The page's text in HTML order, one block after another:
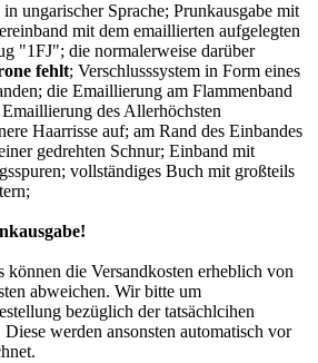
ungarischer Sprache; Prunkausgabe mit
mit dem emaillierten aufgelegten
"1FJ"; die normalerweise darüber
fehlt; Verschlusssystem in Form eines
die Emaillierung am Flammenband
des Allerhöchsten
Haarrisse auf; am Rand des Einbandes
gedrehten Schnur; Einband mit
vollständiges Buch mit großteils
die Versandkosten erheblich von
abweichen. Wir bitte um
bezüglich der tatsächlcihen
werden ansonsten automatisch vor